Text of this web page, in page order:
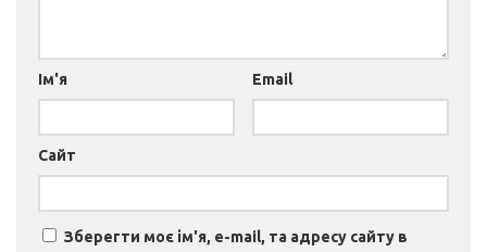
Ім'я Email
Сайт
Зберегти моє ім'я, e-mail, та адресу сайту в